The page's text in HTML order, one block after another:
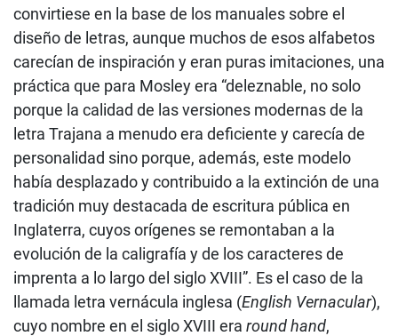
convirtiese en la base de los manuales sobre el
diseño de letras, aunque muchos de esos alfabetos
carecían de inspiración y eran puras imitaciones, una
práctica que para Mosley era “deleznable, no solo
porque la calidad de las versiones modernas de la
letra Trajana a menudo era deficiente y carecía de
personalidad sino porque, además, este modelo
había desplazado y contribuido a la extinción de una
tradición muy destacada de escritura pública en
Inglaterra, cuyos orígenes se remontaban a la
evolución de la caligrafía y de los caracteres de
imprenta a lo largo del siglo XVIII”. Es el caso de la
llamada letra vernácula inglesa (English Vernacular),
cuyo nombre en el siglo XVIII era round hand,